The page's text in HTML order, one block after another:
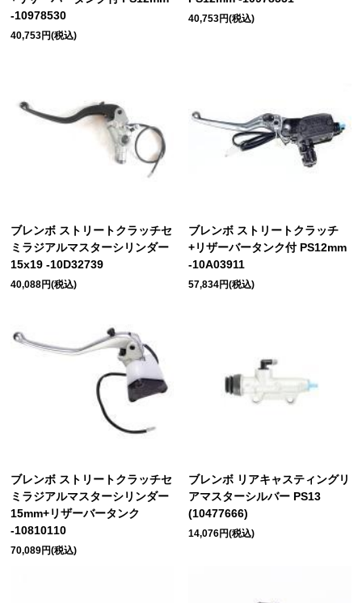
-10978530
40,753円(税込)
40,753円(税込)
ブレンボ ストリートクラッチセ
ミラジアルマスターシリンダー
15x19 -10D32739
40,088円(税込)
ブレンボ ストリートクラッチ
+リザーバータンク付 PS12mm
-10A03911
57,834円(税込)
ブレンボ ストリートクラッチセ
ミラジアルマスターシリンダー
15mm+リザーバータンク
-10810110
70,089円(税込)
ブレンボ リアキャスティングリ
アマスターシルバー PS13
(10477666)
14,076円(税込)